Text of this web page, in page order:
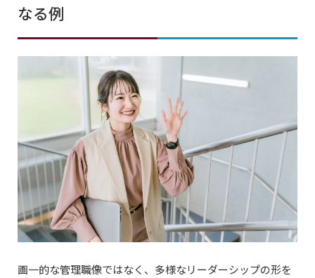
なる例
画一的な管理職像ではなく、多様なリーダーシップの形を